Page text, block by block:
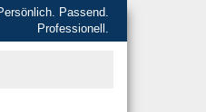
Passend.
Professionell.